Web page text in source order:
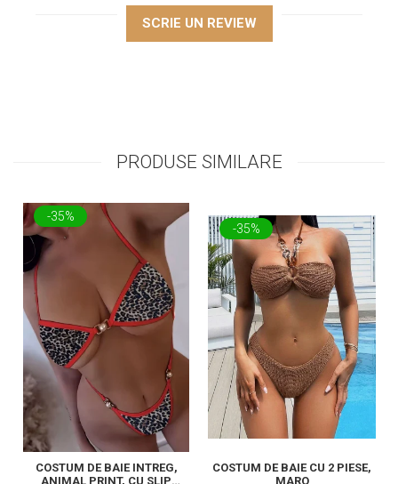
SCRIE UN REVIEW
PRODUSE SIMILARE
-35%
COSTUM DE BAIE INTREG,
ANIMAL PRINT, CU SLIP
-35%
COSTUM DE BAIE CU 2 PIESE,
MARO